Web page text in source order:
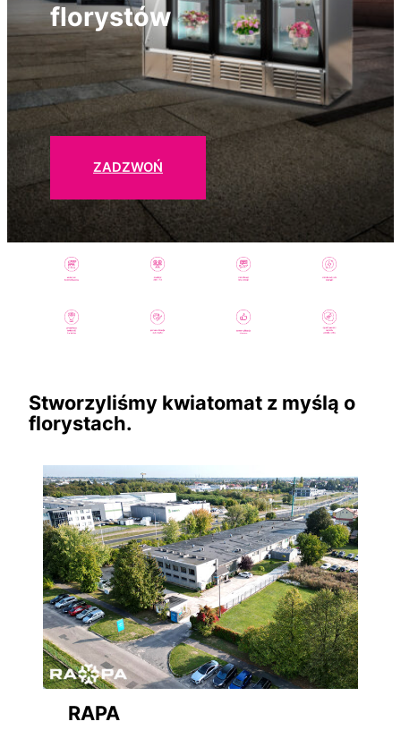
florystów
ZADZWOŃ
Stworzyliśmy kwiatomat z myślą o
florystach.
RAPA